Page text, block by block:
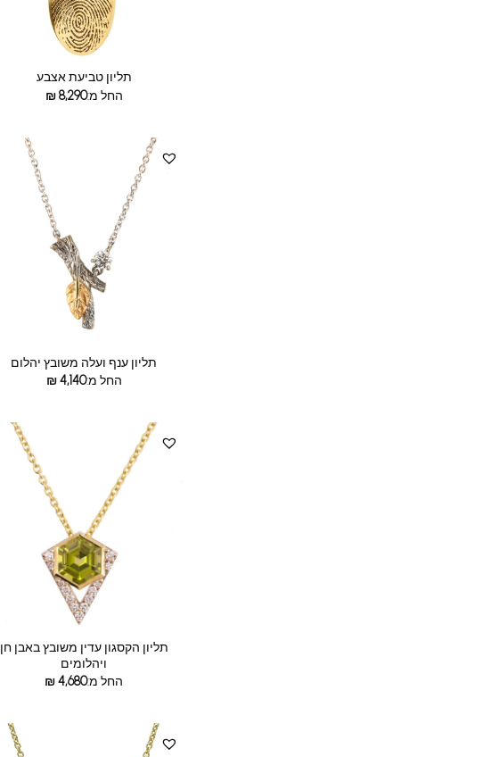
תליון טביעת אצבע
החל מ:
₪8,290
תליון ענף ועלה משובץ יהלום
החל מ:
₪4,140
תליון הקסגון עדין משובץ באבן חן
ויהלומים
החל מ:
₪4,680